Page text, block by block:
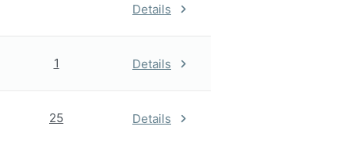
Details
1 Details
25 Details